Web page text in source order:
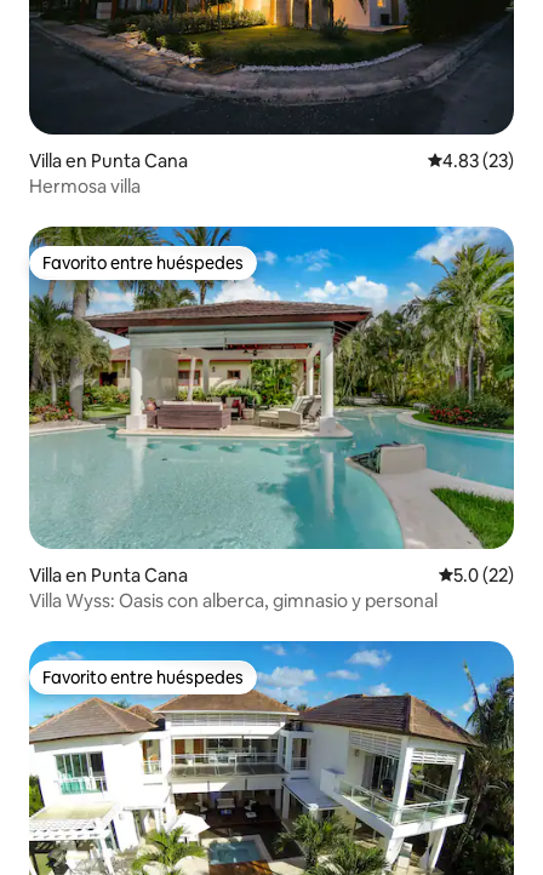
Villa en Punta Cana Calificación
4.83 (23)
Hermosa villa
Favorito entre huéspedes
Favorito entre huéspedes
Villa en Punta Cana Calificación
5.0 (22)
Villa Wyss: Oasis con alberca, gimnasio y personal
Favorito entre huéspedes
Favorito entre huéspedes